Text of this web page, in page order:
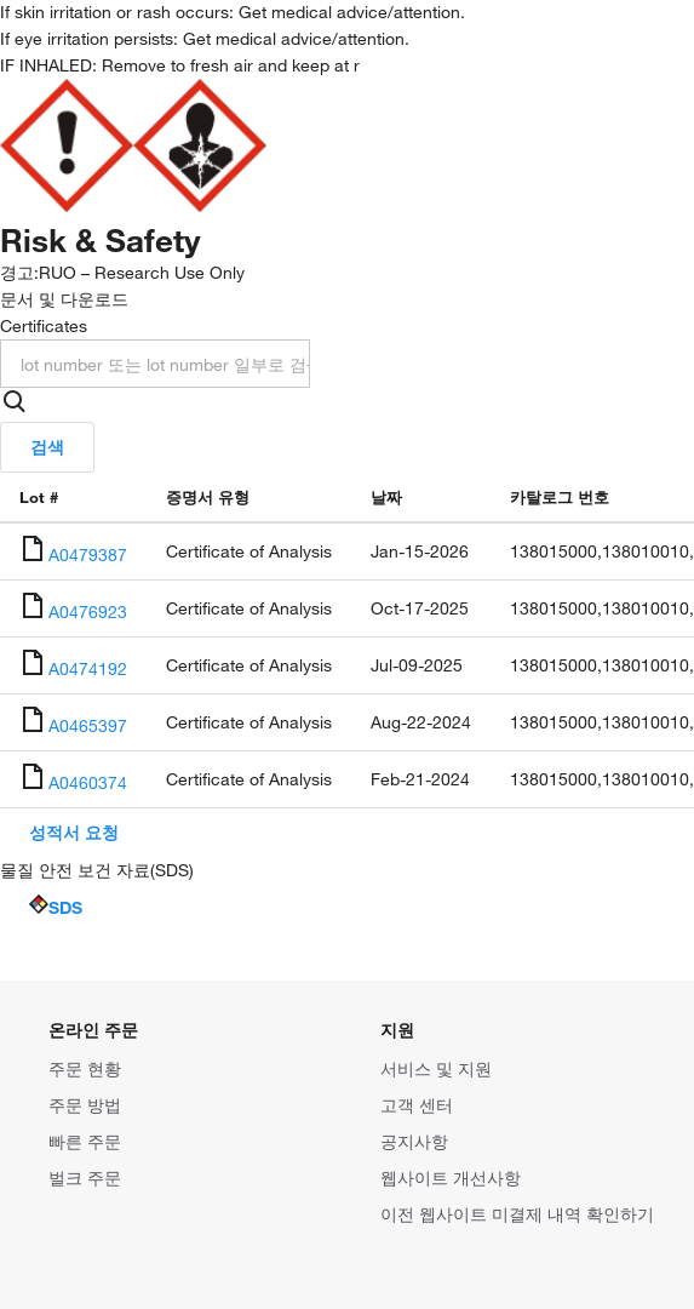
If skin irritation or rash occurs: Get medical advice/attention.
If eye irritation persists: Get medical advice/attention.
IF INHALED: Remove to fresh air and keep at r
Risk & Safety
경고:RUO – Research Use Only
문서 및 다운로드
Certificates
검색
Lot # 증명서 유형 날짜 카탈로그 번호
A0479387 Certificate of Analysis Jan-15-2026 138015000,138010010,
A0476923 Certificate of Analysis Oct-17-2025 138015000,138010010,
A0474192 Certificate of Analysis Jul-09-2025 138015000,138010010,
A0465397 Certificate of Analysis Aug-22-2024 138015000,138010010,
A0460374 Certificate of Analysis Feb-21-2024 138015000,138010010,
성적서 요청
물질 안전 보건 자료(SDS)
SDS
온라인 주문
주문 현황
주문 방법
빠른 주문
벌크 주문
지원
서비스 및 지원
고객 센터
공지사항
웹사이트 개선사항
이전 웹사이트 미결제 내역 확인하기